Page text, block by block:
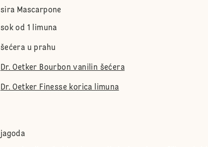
sira Mascarpone
sok od 1 limuna
šećera u prahu
Dr. Oetker Bourbon vanilin šećera
Dr. Oetker Finesse korica limuna
jagoda